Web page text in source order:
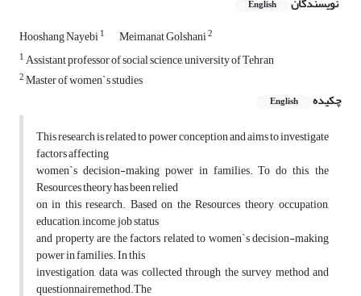
English
Hooshang Nayebi1 Meimanat Golshani2
1Assistant professor of social science, university of Tehran
2Master of women`s studies
چکیده
English
This research is related to power conception and aims to investigate
factors affecting
women`s decision-making power in families. To do this, the
Resources theory has been relied
on in this research. Based on the Resources theory, occupation,
education, income, job status
and property are the factors related to women`s decision-making
power in families. In this
investigation, data was collected through the survey method and
questionnairemethod.The